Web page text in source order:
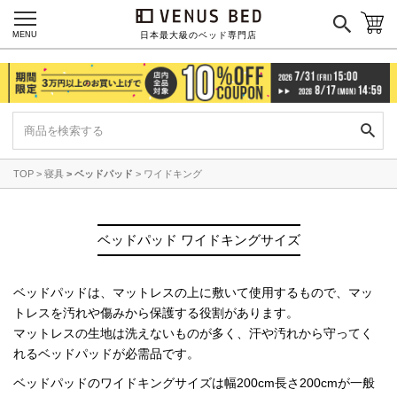
日本最大級のベッド専門店
MENU
TOP 寝具 ベッドパッド ワイドキング
ベッドパッド ワイドキングサイズ
ベッドパッドは、マットレスの上に敷いて使用するもので、 マッ
トレスを汚れや傷みから保護する役割があります。
マットレスの生地は洗えないものが多く、 汗や汚れから守ってく
れるベッドパッドが必需品です。
ベッドパッドのワイドキングサイズは幅200cm長さ200cmが一般